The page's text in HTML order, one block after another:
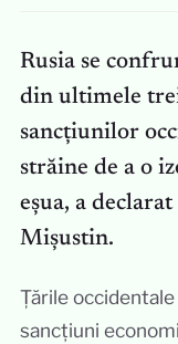
Rusia se
din ultimele
sancțiunilor
străine de a o
eșua, a
Mișustin.
Țările
sancțiuni